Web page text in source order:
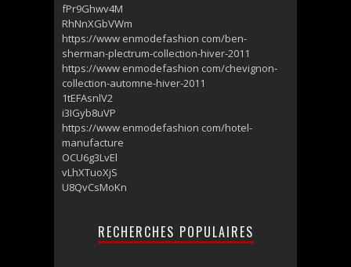
fPr9Ghwv4M
RhNnXGbVWm
https://www enmodefashion com/ben-
sherman-plectrum-collection-hiver-2011
https://www enmodefashion com/chevignon-
collection-automne-hiver-2011
1tEFAsnlV2
i3IGyb8uVP
https://www enmodefashion com/hotel-
manufacture
OCU6g3LvEl
vLhXTuoXjS
U8QvCsMoKn
RECHERCHES POPULAIRES